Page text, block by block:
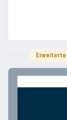
Erweiterte